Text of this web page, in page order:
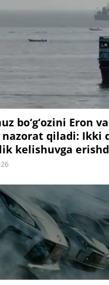
bo‘g‘ozini Eron
qiladi: Ikki
kelishuvga